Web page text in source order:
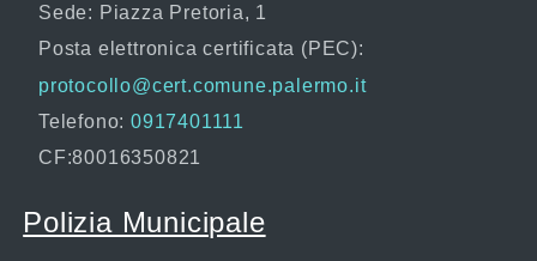
Sede: Piazza Pretoria, 1
Posta elettronica certificata (PEC):
protocollo@cert.comune.palermo.it
Telefono: 0917401111
CF:80016350821
Polizia Municipale